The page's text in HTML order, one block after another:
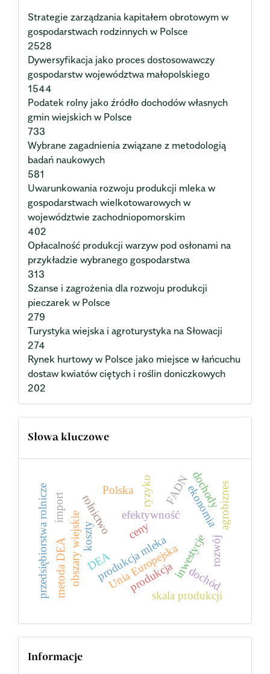
Strategie zarządzania kapitałem obrotowym w
gospodarstwach rodzinnych w Polsce
2528
Dywersyfikacja jako proces dostosowawczy
gospodarstw województwa małopolskiego
1544
Podatek rolny jako źródło dochodów własnych
gmin wiejskich w Polsce
733
Wybrane zagadnienia związane z metodologią
badań naukowych
581
Uwarunkowania rozwoju produkcji mleka w
gospodarstwach wielkotowarowych w
województwie zachodniopomorskim
402
Opłacalność produkcji warzyw pod osłonami na
przykładzie wybranego gospodarstwa
313
Szanse i zagrożenia dla rozwoju produkcji
pieczarek w Polsce
279
Turystyka wiejska i agroturystyka na Słowacji
274
Rynek hurtowy w Polsce jako miejsce w łańcuchu
dostaw kwiatów ciętych i roślin doniczkowych
202
Słowa kluczowe
rolnictwo efektywność
produkcja mleka
obszary wiejskie
Polska
Unia Europejskainwestycje
metoda DEA
ekonomia
ceny
FADN
koszty
dochód
produkcja
skala produkcji
dochody
rozwój
agrobiznes
ryzyko
przedsiębiorstwa rolnicze DEA
import
Informacje